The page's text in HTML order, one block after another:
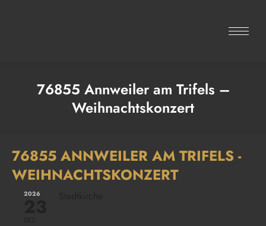
76855 Annweiler am Trifels –
Weihnachtskonzert
76855 ANNWEILER AM TRIFELS -
WEIHNACHTSKONZERT
2026